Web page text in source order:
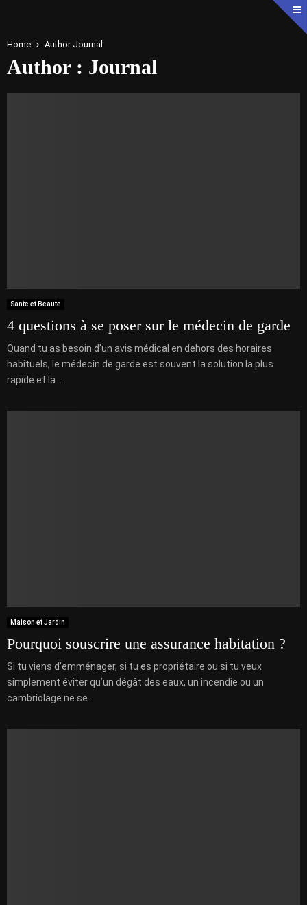
Home Author Journal
Author : Journal
Sante et Beaute
4 questions à se poser sur le médecin de garde
Quand tu as besoin d’un avis médical en dehors des horaires
habituels, le médecin de garde est souvent la solution la plus
rapide et la...
Maison et Jardin
Pourquoi souscrire une assurance habitation ?
Si tu viens d’emménager, si tu es propriétaire ou si tu veux
simplement éviter qu’un dégât des eaux, un incendie ou un
cambriolage ne se...